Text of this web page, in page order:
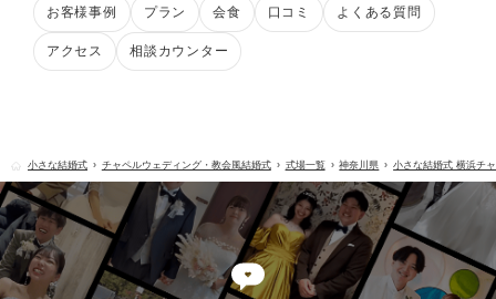
お客様事例 プラン 会食 口コミ よくある質問
アクセス 相談カウンター
小さな結婚式 チャペルウェディング・教会風結婚式 式場一覧 神奈川県 小さな結婚式 横浜チ